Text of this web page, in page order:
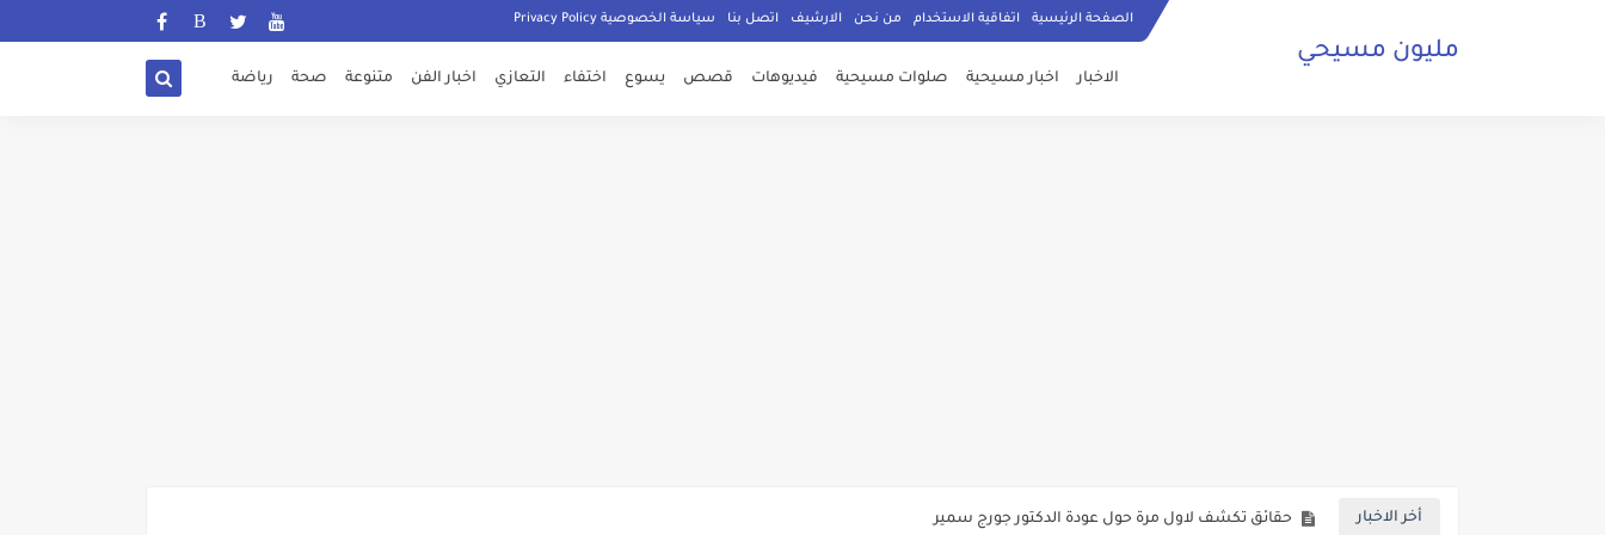
الصفحة الرئيسية اتفاقية الاستخدام من نحن الارشيف اتصل بنا سياسة الخصوصية Privacy Policy
مليون مسيحي
الاخبار اخبار مسيحية صلوات مسيحية فيديوهات قصص يسوع اختفاء التعازي اخبار الفن متنوعة صحة رياضة
أخر الاخبار صلاة مسيحية رائعة من اجل السلام الامان في العالم اجمع